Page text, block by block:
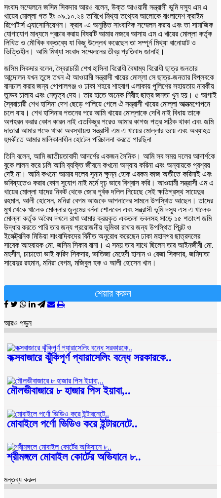
সংবাদ সম্মেলনে জসিম সিকদার আরও বলেন, উক্ত আওয়ামী সন্ত্রাসী ভূমি দস্যু এম এ
খায়ের মোল্লা গত ইং ০৯.১০.২৪ তারিখে মিথ্যা তথ্যের আলোকে বাংলাদেশ ক্রাইম
রিপোটার্স এ্যাসোসিয়েশন। ক্রাব -এ অনুষ্ঠিত সাংবাদিক সম্মেলন করায় এবং তা সামাজিক
যোগাযোগ মাধ্যমে প্রচার করায় বিষয়টি আমার নজরে আসায় এম এ খায়ের মোল্লা কর্তৃক
লিখিত ও মৌখিক বক্তব্যে যা কিছু উল্লেখ করেছেন তা সম্পূর্ন মিথ্যা বানোয়াট ও
ভিত্তিহীন। আমি মিথ্যা সংবাদ সম্মেলনের তীব্র প্রতিবাদ জানাই।
জসিম সিকদার বলেন, স্বৈরাচারী শেখ হাসিনা বিরোধী বৈষাম্য বিরোধী ছাত্র জনতার
আন্দোলন যখন তুঙ্গে তখন ঐ আওয়ামী সন্ত্রাসী খায়ের মোল্লা সে ছাত্র-জনতার বিপ্লবকে
বানচাল করার জন্য গোপালগঞ্জ ও ঢাকা শহরে শাহবাগ এলাকায় পুলিশের সহায়তায় নারকীয়
তান্ডব চালায় এবং নেতৃত্ব দেয়। তার হাতে অনেক নিরীহ ছাত্র জনতা খুন হয়। ৫ আগাই
স্বৈরাচারী শেখ হাসিনা দেশ ছেড়ে পালিয়ে গেলে ঐ সন্ত্রাসী খায়ের মোল্লা আত্মত্মগোপনে
চলে যায়। শেখ হাসিনার পতনের পরে আমি খায়ের মোল্লাকে দেখি নাই বিধায় তাকে
অপহরন করার কোন কারন নাই এতকিছুর পরেও আমার কাগজ পত্র সঠিক থাকা এবং জমি
দাতারা আমার পক্ষে থাকা অবস্থায়ও সন্ত্রাসী এম এ খায়ের মোল্লার ভয়ে এবং অব্যাহত
হুমকীতে আমার মালিকানাধীন হোটেল পরিচালনা করতে পারছিনা
তিনি বলেন, আমি জাতীয়তাবাদী আদর্শের একজন সৈনিক। আমি সব সময় দলের আদার্শকে
বুকে লালন করে চলি আমি ব্যক্তি জীবনে কখনো অন্যায় করিনা এবং অন্যায়কে প্রশ্রয়
দেই না। আমি কখনো আমার দলের সুনাম ক্ষুন্ন হোক এরকম কাজ অতীতে করিনাই এবং
ভবিষ্যতেও করার কোন সুযোগ নাই মর্মে দৃঢ় ভাবে বিশ্বাস করি। আওয়ামী সন্ত্রাসী এম এ
খায়ের মোল্লা যাদের নিকট থেকে জোর পূর্বক দলিল নিয়েছে সেই ক্ষতিগ্রস্থ সায়েদুর
রহমান, আলী হোসেন, মনিরা বেগম আজকে আপনাদের সামনে উপস্থিত আছেন। তাদের
মুখ থেকে খালেক মোল্লার জুলুমের বর্ননা শোনবেন এবং সন্ত্রাসী ভূমি দস্যু এস এ খালেক
মোল্লা কর্তৃক অবৈধ দখলে রাখা আমার ক্রয়কৃত একতলা ভবনসহ সাড়ে ১৫ শতাংশ জমি
উদ্ধার করতে পারি তার জন্য প্রয়োজনীয় ভূমিকা রাখার জন্য উপস্থিত প্রিন্ট ও
ইলেক্ট্রনিক মিডিয়া সাংবাদিকদের বিনীত অনুরোধ করেছেন ঢাকা মহানগর ছাত্রদলের
সাবেক আহবায়ক মো. জসিম সিকার রানা। এ সময় তার সাথে ছিলেন তার আইনজীবী মো.
মহসীন, চাচাতো ভাই ফরিদ সিকদার, ভাতিজা মেহেদী হাসান ও রেজা সিকদার, জমিদাতা
সায়েদুর রহমান, মনিরা বেগম, মজিবুল হক ও আলী হোসেন খান।
শেয়ার করুন
আরও পড়ুন
কক্সবাজারে ঝুঁকিপূর্ণ প্যারাসেলিং বন্ধে সরকারকে..
মৌলভীবাজারে ৮ হাজার পিস ইয়াবা,..
মোবাইলে পর্ণো ভিডিও করে ইন্টারনেটে..
শ্রীমঙ্গলে মোবাইল কোর্টের অভিযানে ৮..
মন্তব্য করুন